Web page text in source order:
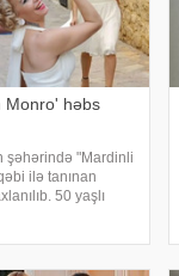
Monro' həbs
şəhərində "Mardinli
ilə tanınan
50 yaşlı